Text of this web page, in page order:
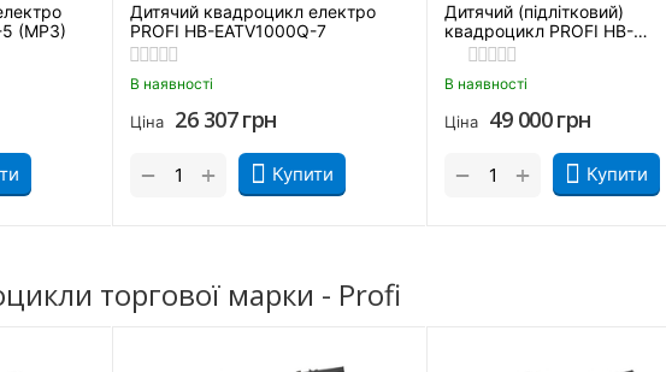
5 (MP3)
Дитячий квадроцикл електро
PROFI HB-EATV1000Q-7
В наявності
Ціна 26 307грн
Купити
+
−
Дитячий (підлітковий)
квадроцикл PROFI HB-
EATV1000D-10 (MP3)
В наявності
Ціна 49 000грн
Купити
+
−
торгової марки - Profi